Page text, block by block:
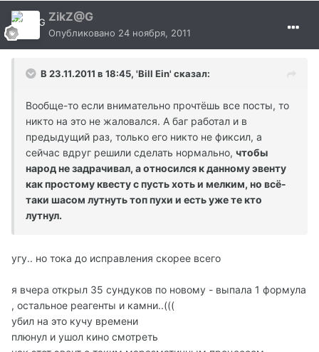
ZikZ@G
Опубликовано 24 ноября, 2011
В 23.11.2011 в 18:45, 'Bill Ein' сказал:
Вообще-то если внимательно прочтёшь все посты, то
никто на это не жаловался. А баг работал и в
предыдущий раз, только его никто не фиксил, а
сейчас вдруг решили сделать нормально, чтобы
народ не задрачивал, а относился к данному эвенту
как простому квесту с пусть хоть и мелким, но всё-
таки шасом лутнуть топ пухи и есть уже те кто
лутнул.
угу.. но тока до исправления скорее всего
я вчера открыл 35 сундуков по новому - выпала 1 формула
, остальное реагенты и камни..(((
убил на это кучу времени
плюнул и ушол кино смотреть